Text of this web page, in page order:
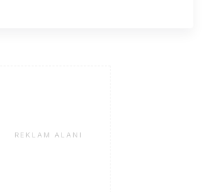
REKLAM ALANI